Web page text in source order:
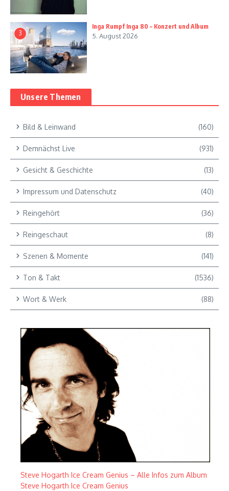
3
Inga Rumpf Inga 80 – Konzert und Album
5. August 2026
Unsere Themen
Bild & Leinwand (160)
Demnächst Live (931)
Gesicht & Geschichte (13)
Impressum und Datenschutz (40)
Reingehört (36)
Reingeschaut (8)
Szenen & Momente (141)
Ton & Takt (1536)
Wort & Werk (88)
Steve Hogarth Ice Cream Genius – Alle Infos zum Album
Steve Hogarth Ice Cream Genius